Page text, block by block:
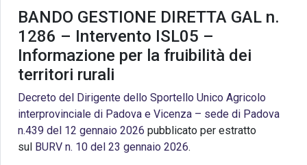
BANDO GESTIONE DIRETTA GAL n.
1286 – Intervento ISL05 –
Informazione per la fruibilità dei
territori rurali
Decreto del Dirigente dello Sportello Unico Agricolo
interprovinciale di Padova e Vicenza – sede di Padova
n.439 del 12 gennaio 2026 pubblicato per estratto
sul BURV n. 10 del 23 gennaio 2026.